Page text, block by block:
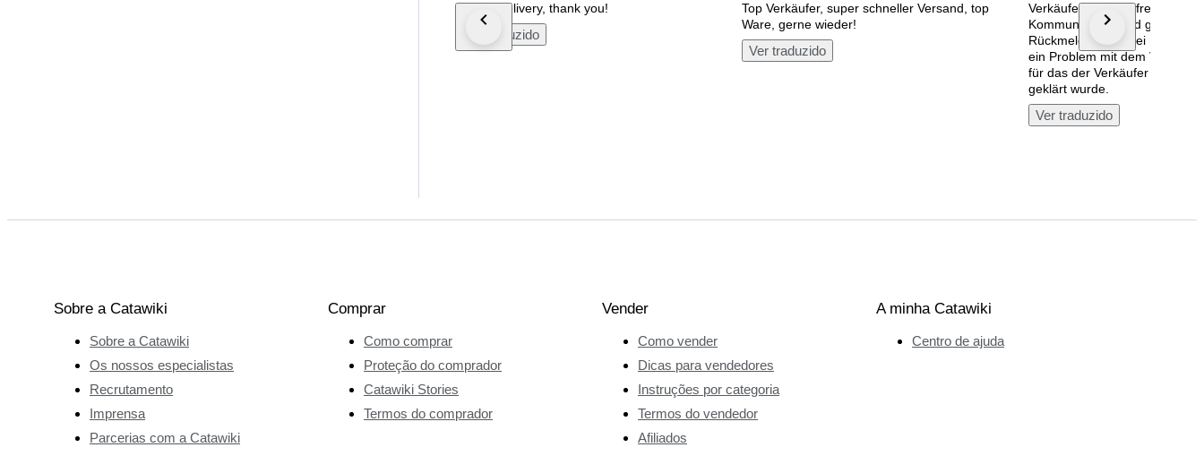
Perfect delivery, thank you!
Ver traduzido
Top Verkäufer, super schneller Versand, top
Ware, gerne wieder!
Ver traduzido
Verkäufer hat eine freundliche
Kommunikation und gibt
Rückmeldungen. Bei meinem
ein Problem mit dem
für das der Verkäufer nichts
geklärt wurde.
Ver traduzido
Sobre a Catawiki
Sobre a Catawiki
Os nossos especialistas
Recrutamento
Imprensa
Parcerias com a Catawiki
Comprar
Como comprar
Proteção do comprador
Catawiki Stories
Termos do comprador
Vender
Como vender
Dicas para vendedores
Instruções por categoria
Termos do vendedor
Afiliados
A minha Catawiki
Centro de ajuda